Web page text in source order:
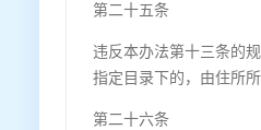
第二十五条
违反本办法第十三条的
指定目录下的，由住所
第二十六条